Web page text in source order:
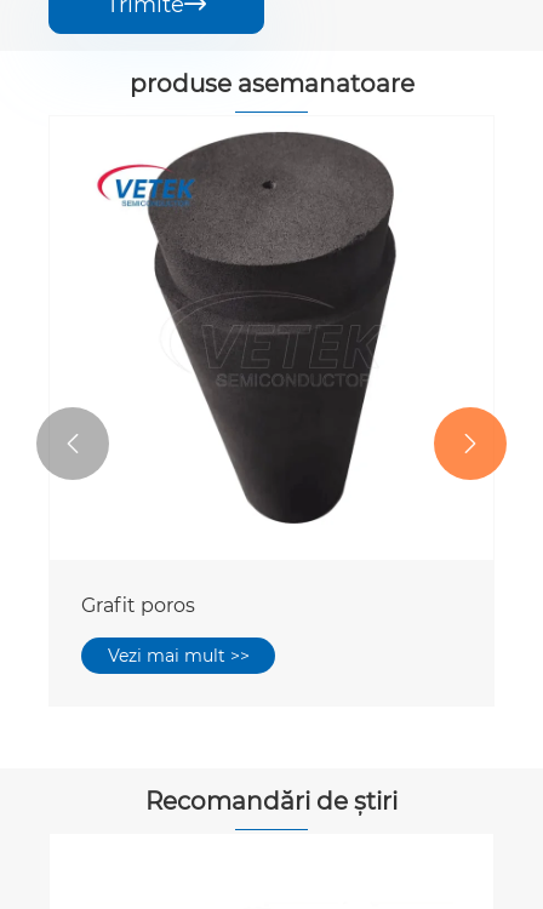
produse asemanatoare
Grafit poros
Vezi mai mult >>
 
Recomandări de știri